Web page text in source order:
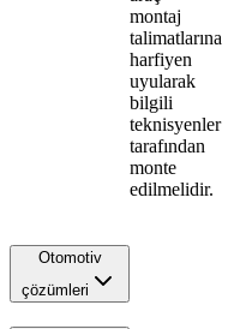
montaj
talimatlarına
harfiyen
uyularak
bilgili
teknisyenler
tarafından
monte
edilmelidir.
Otomotiv
çözümleri